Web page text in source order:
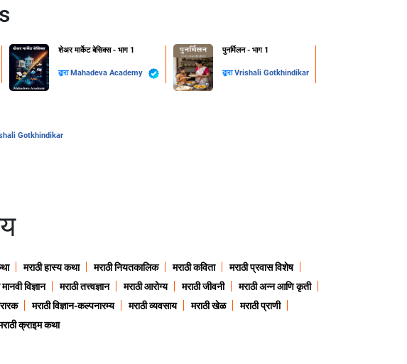
शेअर मार्केट बेसिक्स - भाग 1
द्वारा Mahadeva Academy
पुनर्मिलन - भाग 1
द्वाराVrishali Gotkhindikar
Gotkhindikar
मराठी हास्य कथा मराठी नियतकालिक मराठी कविता
मराठी प्रवास विशेष
मानवी विज्ञान मराठी तत्त्वज्ञान मराठी आरोग्य मराठी जीवनी
मराठी अन्न आणि कृती
मराठी विज्ञान-कल्पनारम्य मराठी व्यवसाय मराठी खेळ
मराठी प्राणी
क्राइम कथा